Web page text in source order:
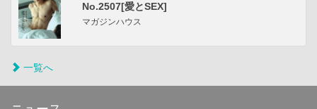
No.2507[愛とSEX]
マガジンハウス
一覧へ